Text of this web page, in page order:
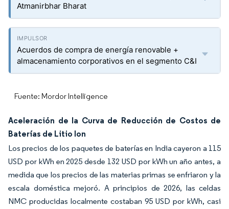
Atmanirbhar Bharat
Acuerdos de compra de energía renovable +
almacenamiento corporativos en el segmento C&I
Fuente: Mordor Intelligence
Aceleración de la Curva de Reducción de Costos de
Baterías de Litio Ion
Los precios de los paquetes de baterías en India cayeron a 115
USD por kWh en 2025 desde 132 USD por kWh un año antes, a
medida que los precios de las materias primas se enfriaron y la
escala doméstica mejoró. A principios de 2026, las celdas
NMC producidas localmente costaban 95 USD por kWh, casi